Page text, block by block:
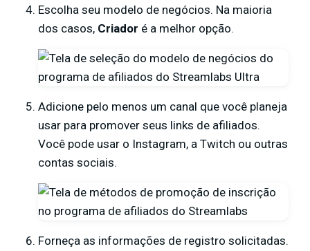
Escolha seu modelo de negócios. Na maioria
dos casos, Criador é a melhor opção.
Adicione pelo menos um canal que você planeja
usar para promover seus links de afiliados.
Você pode usar o Instagram, a Twitch ou outras
contas sociais.
Forneça as informações de registro solicitadas.